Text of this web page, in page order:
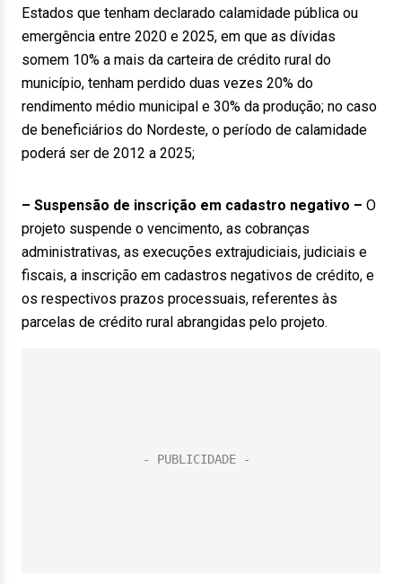
Estados que tenham declarado calamidade pública ou
emergência entre 2020 e 2025, em que as dívidas
somem 10% a mais da carteira de crédito rural do
município, tenham perdido duas vezes 20% do
rendimento médio municipal e 30% da produção; no caso
de beneficiários do Nordeste, o período de calamidade
poderá ser de 2012 a 2025;
– Suspensão de inscrição em cadastro negativo – O
projeto suspende o vencimento, as cobranças
administrativas, as execuções extrajudiciais, judiciais e
fiscais, a inscrição em cadastros negativos de crédito, e
os respectivos prazos processuais, referentes às
parcelas de crédito rural abrangidas pelo projeto.